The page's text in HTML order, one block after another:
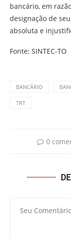
bancário, em
designação de
absoluta e
Fonte: SINTEC-TO
BANCÁRIO
TRT
0